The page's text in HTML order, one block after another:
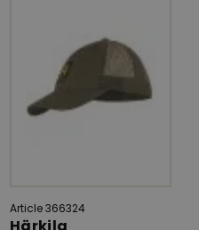
Article 366324